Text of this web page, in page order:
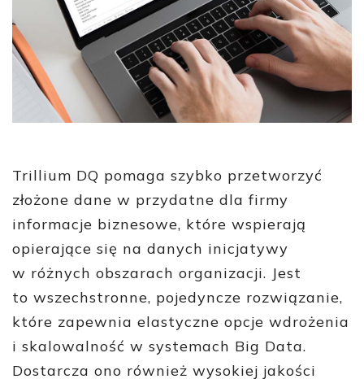
Trillium DQ pomaga szybko przetworzyć
złożone dane w przydatne dla firmy
informacje biznesowe, które wspierają
opierające się na danych inicjatywy
w różnych obszarach organizacji. Jest
to wszechstronne, pojedyncze rozwiązanie,
które zapewnia elastyczne opcje wdrożenia
i skalowalność w systemach Big Data.
Dostarcza ono również wysokiej jakości